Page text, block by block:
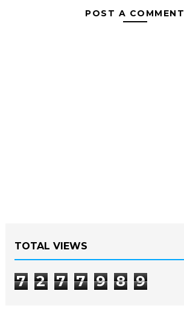
POST A COMMENT
TOTAL VIEWS
7 2 7 7 9 8 9